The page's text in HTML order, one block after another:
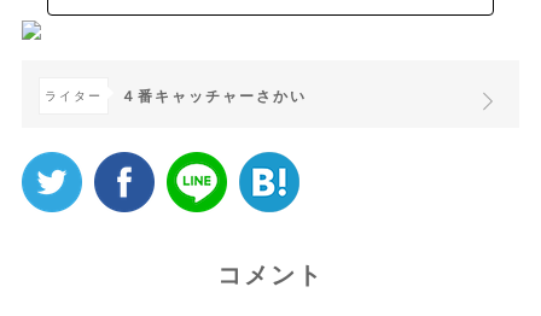
ライター ４番キャッチャーさかい
コメント